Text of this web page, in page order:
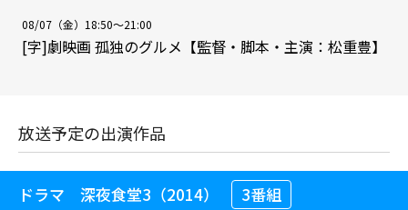
08/07（金）18:50～21:00
[字]劇映画 孤独のグルメ【監督・脚本・主演：松重豊】
放送予定の出演作品
ドラマ 深夜食堂3（2014） 3番組